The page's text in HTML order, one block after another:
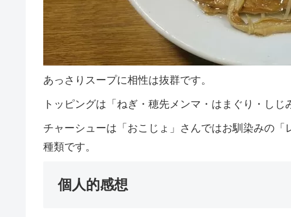
あっさりスープに相性は抜群です。
トッピングは「ねぎ・穂先メンマ・はまぐり・しじ
チャーシューは「おこじょ」さんではお馴染みの
種類です。
個人的感想